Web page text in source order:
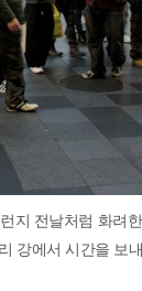
지 전날처럼 화려
강에서 시간을 보